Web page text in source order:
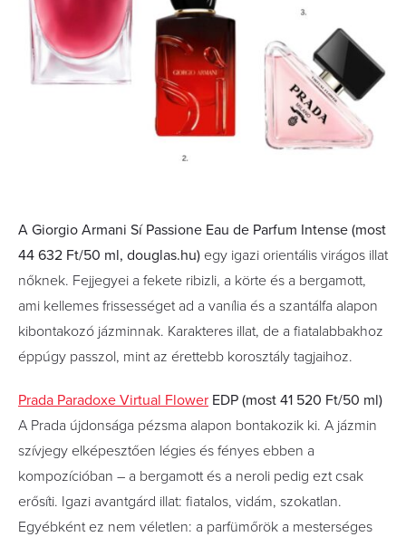
A Giorgio Armani Sí Passione Eau de Parfum Intense (most
44 632 Ft/50 ml, douglas.hu) egy igazi orientális virágos illat
nőknek. Fejjegyei a fekete ribizli, a körte és a bergamott,
ami kellemes frissességet ad a vanília és a szantálfa alapon
kibontakozó jázminnak. Karakteres illat, de a fiatalabbakhoz
éppúgy passzol, mint az érettebb korosztály tagjaihoz.
Prada Paradoxe Virtual Flower EDP (most 41 520 Ft/50 ml)
A Prada újdonsága pézsma alapon bontakozik ki. A jázmin
szívjegy elképesztően légies és fényes ebben a
kompozícióban – a bergamott és a neroli pedig ezt csak
erősíti. Igazi avantgárd illat: fiatalos, vidám, szokatlan.
Egyébként ez nem véletlen: a parfümőrök a mesterséges